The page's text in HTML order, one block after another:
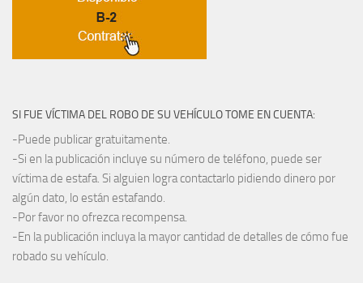
SI FUE VÍCTIMA DEL ROBO DE SU VEHÍCULO TOME EN CUENTA:
-Puede publicar gratuitamente.
-Si en la publicación incluye su número de teléfono, puede ser
víctima de estafa. Si alguien logra contactarlo pidiendo dinero por
algún dato, lo están estafando.
-Por favor no ofrezca recompensa.
-En la publicación incluya la mayor cantidad de detalles de cómo fue
robado su vehículo.